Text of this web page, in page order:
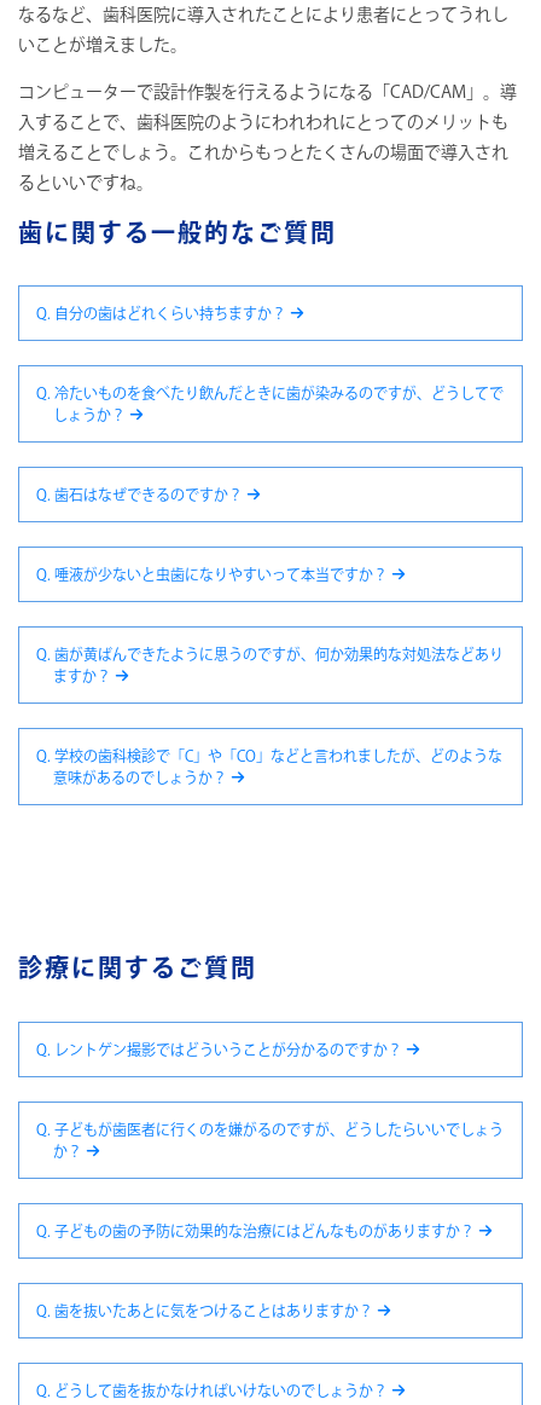
なるなど、歯科医院に導入されたことにより患者にとってうれし
いことが増えました。
コンピューターで設計作製を行えるようになる「CAD/CAM」。導
入することで、歯科医院のようにわれわれにとってのメリットも
増えることでしょう。これからもっとたくさんの場面で導入され
るといいですね。
歯に関する一般的なご質問
Q. 自分の歯はどれくらい持ちますか？
Q. 冷たいものを食べたり飲んだときに歯が染みるのですが、どうしてで
しょうか？
Q. 歯石はなぜできるのですか？
Q. 唾液が少ないと虫歯になりやすいって本当ですか？
Q. 歯が黄ばんできたように思うのですが、何か効果的な対処法などあり
ますか？
Q. 学校の歯科検診で「C」や「CO」などと言われましたが、どのような
意味があるのでしょうか？
診療に関するご質問
Q. レントゲン撮影ではどういうことが分かるのですか？
Q. 子どもが歯医者に行くのを嫌がるのですが、どうしたらいいでしょう
か？
Q. 子どもの歯の予防に効果的な治療にはどんなものがありますか？
Q. 歯を抜いたあとに気をつけることはありますか？
Q. どうして歯を抜かなければいけないのでしょうか？